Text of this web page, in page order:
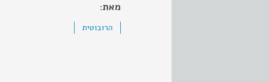
מאת:
הרובוטית